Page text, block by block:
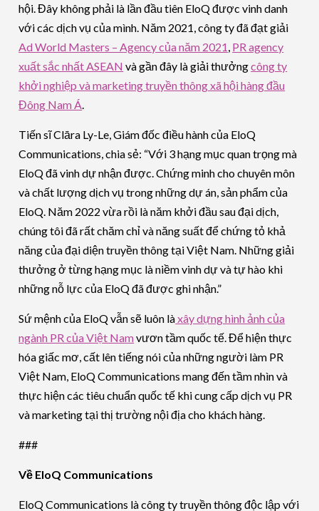
hội. Đây không phải là lần đầu tiên EloQ được vinh danh
với các dịch vụ của mình. Năm 2021, công ty đã đạt giải
Ad World Masters – Agency của năm 2021 PR agency
xuất sắc nhất ASEAN và gần đây là giải thưởngcông ty
khởi nghiệp và marketing truyền thông xã hội hàng đầu
Đông Nam Á
Tiến sĩ Clāra Ly-Le, Giám đốc điều hành của EloQ
Communications, chia sẻ: “Với 3 hạng mục quan trọng mà
EloQ đã vinh dự nhận được. Chứng minh cho chuyên môn
và chất lượng dịch vụ trong những dự án, sản phẩm của
EloQ. Năm 2022 vừa rồi là năm khởi đầu sau đại dịch,
chúng tôi đã rất chăm chỉ và năng suất để chứng tỏ khả
năng của đại diện truyền thông tại Việt Nam. Những giải
thưởng ở từng hạng mục là niềm vinh dự và tự hào khi
những nỗ lực của EloQ đã được ghi nhận.”
Sứ mệnh của EloQ vẫn sẽ luôn làxây dựng hình ảnh của
ngành PR của Việt Namvươn tầm quốc tế. Để hiện thực
hóa giấc mơ, cất lên tiếng nói của những người làm PR
Việt Nam, EloQ Communications mang đến tầm nhìn và
thực hiện các tiêu chuẩn quốc tế khi cung cấp dịch vụ PR
và marketing tại thị trường nội địa cho khách hàng.
###
Về EloQ Communications
EloQ Communications là công ty truyền thông độc lập với